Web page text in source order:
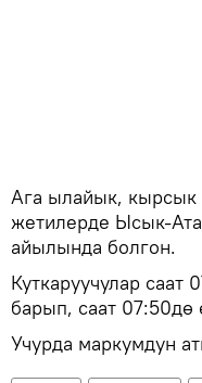
Ага ылайык, кырсык
жетилерде Ысык-
айылында болгон.
Куткаруучулар
барып, саат 07:50дө
Учурда маркумдун